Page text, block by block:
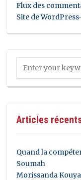
Flux des
Site de
Articles
Quand la
Soumah
Morissanda